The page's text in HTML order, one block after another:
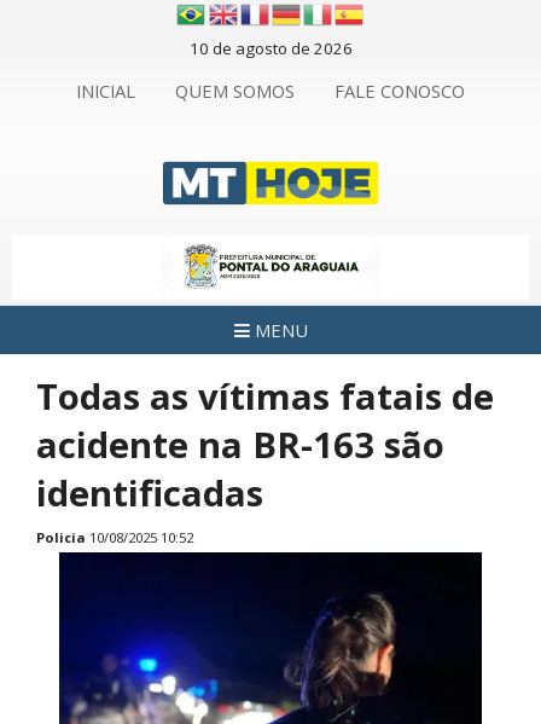
10 de agosto de 2026
INICIAL QUEM SOMOS FALE CONOSCO
MENU
Todas as vítimas fatais de
acidente na BR-163 são
identificadas
Policia 10/08/2025 10:52